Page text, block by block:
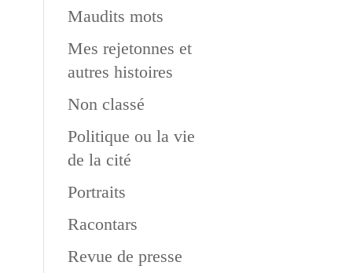
Maudits mots
Mes rejetonnes et
autres histoires
Non classé
Politique ou la vie
de la cité
Portraits
Racontars
Revue de presse